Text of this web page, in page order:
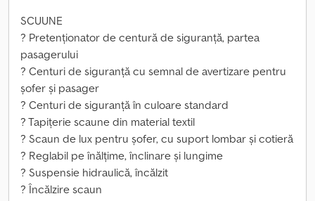
SCUUNE
? Pretenționator de centură de siguranță, partea
pasagerului
? Centuri de siguranță cu semnal de avertizare pentru
șofer și pasager
? Centuri de siguranță în culoare standard
? Tapițerie scaune din material textil
? Scaun de lux pentru șofer, cu suport lombar și cotieră
? Reglabil pe înălțime, înclinare și lungime
? Suspensie hidraulică, încălzit
? Încălzire scaun